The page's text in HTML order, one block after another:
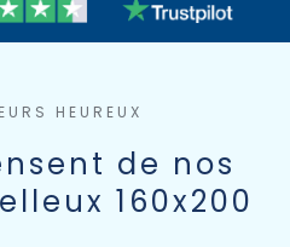
HEUREUX
de nos
160x200